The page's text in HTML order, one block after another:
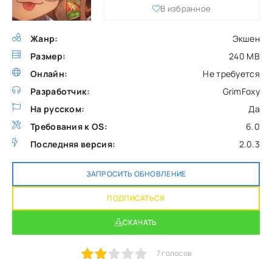
Жанр:
Экшен
Размер:
240 MB
Онлайн:
Не требуется
Разработчик:
GrimFoxy
На русском:
Да
Требования к OS:
6.0
Последняя версия:
2.0.3
В избранное
СКАЧАТЬ
ЗАПРОСИТЬ ОБНОВЛЕНИЕ
ПОДПИСАТЬСЯ
7голосов